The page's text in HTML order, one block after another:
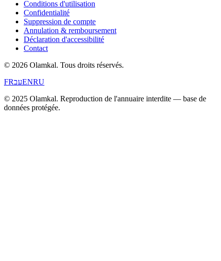
Conditions d'utilisation
Confidentialité
Suppression de compte
Annulation & remboursement
Déclaration d'accessibilité
Contact
© 2026 Olamkal. Tous droits réservés.
FRעבENRU
© 2025 Olamkal. Reproduction de l'annuaire interdite — base de
données protégée.